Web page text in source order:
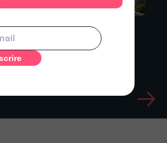
Cocoon’-Ages®, un
intergénérationnelles !